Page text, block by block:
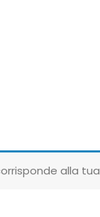
alla